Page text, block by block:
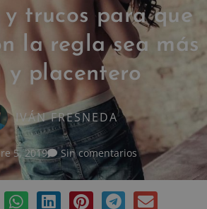
y trucos para que
la regla sea más
y placentero
IVÁN FRESNEDA
5, 2019 Sin comentarios